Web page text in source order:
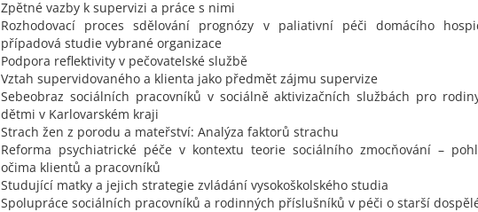
Zpětné vazby k supervizi a práce s nimi
Rozhodovací proces sdělování prognózy v paliativní péči domácího
případová studie vybrané organizace
Podpora reflektivity v pečovatelské službě
Vztah supervidovaného a klienta jako předmět zájmu supervize
Sebeobraz sociálních pracovníků v sociálně aktivizačních službách pro
dětmi v Karlovarském kraji
Strach žen z porodu a mateřství: Analýza faktorů strachu
Reforma psychiatrické péče v kontextu teorie sociálního zmocňování –
očima klientů a pracovníků
Studující matky a jejich strategie zvládání vysokoškolského studia
Spolupráce sociálních pracovníků a rodinných příslušníků v péči o starší